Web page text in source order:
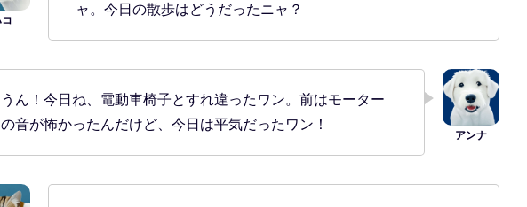
ャ。今日の散歩はどうだったニャ？
うん！今日ね、電動車椅子とすれ違ったワン。前はモーター
の音が怖かったんだけど、今日は平気だったワン！